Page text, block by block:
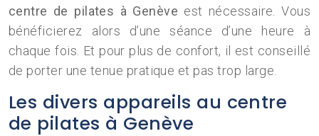
centre de pilates à Genève est nécessaire. Vous
bénéficierez alors d’une séance d’une heure à
chaque fois. Et pour plus de confort, il est conseillé
de porter une tenue pratique et pas trop large.
Les divers appareils au centre
de pilates à Genève